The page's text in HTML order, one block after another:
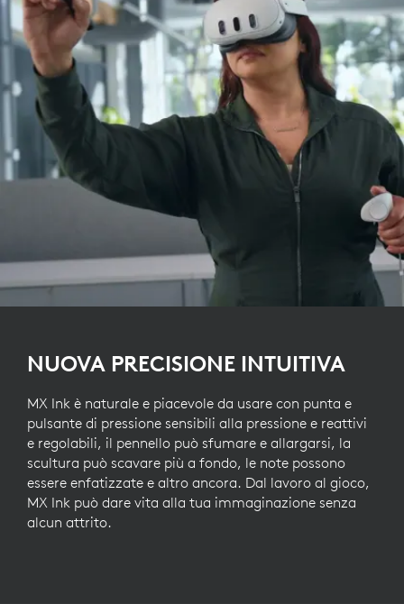
NUOVA PRECISIONE INTUITIVA
MX Ink è naturale e piacevole da usare con punta e
pulsante di pressione sensibili alla pressione e reattivi
e regolabili, il pennello può sfumare e allargarsi, la
scultura può scavare più a fondo, le note possono
essere enfatizzate e altro ancora. Dal lavoro al gioco,
MX Ink può dare vita alla tua immaginazione senza
alcun attrito.